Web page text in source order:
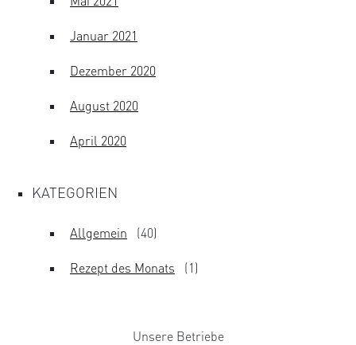
Januar 2021
Dezember 2020
August 2020
April 2020
KATEGORIEN
Allgemein (40)
Rezept des Monats (1)
Unsere Betriebe